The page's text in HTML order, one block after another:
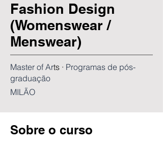
Fashion Design
(Womenswear /
Menswear)
Master of Arts · ​ Programas de pós-
graduação
MILÃO
Sobre o curso